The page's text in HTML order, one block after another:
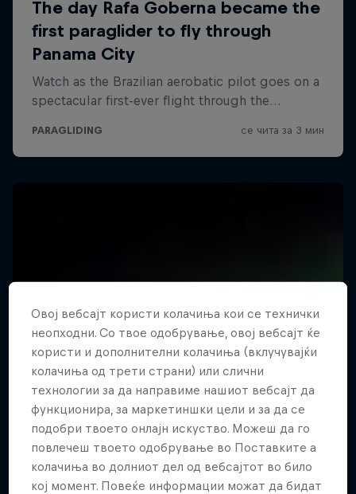
Овој вебсајт користи колачиња кои се технички
неопходни. Со твое одобрување, овој вебсајт ќе
користи и дополнителни колачиња (вклучувајќи
колачиња од трети страни) или слични
технологии за да направиме нашиот вебсајт да
функционира, за маркетиншки цели и за да се
подобри твоето онлајн искуство. Можеш да го
повлечеш твоето одобрување во Поставките а
колачиња во долниот дел од вебсајтот во било
кој момент. Повеќе информации можат да бидат